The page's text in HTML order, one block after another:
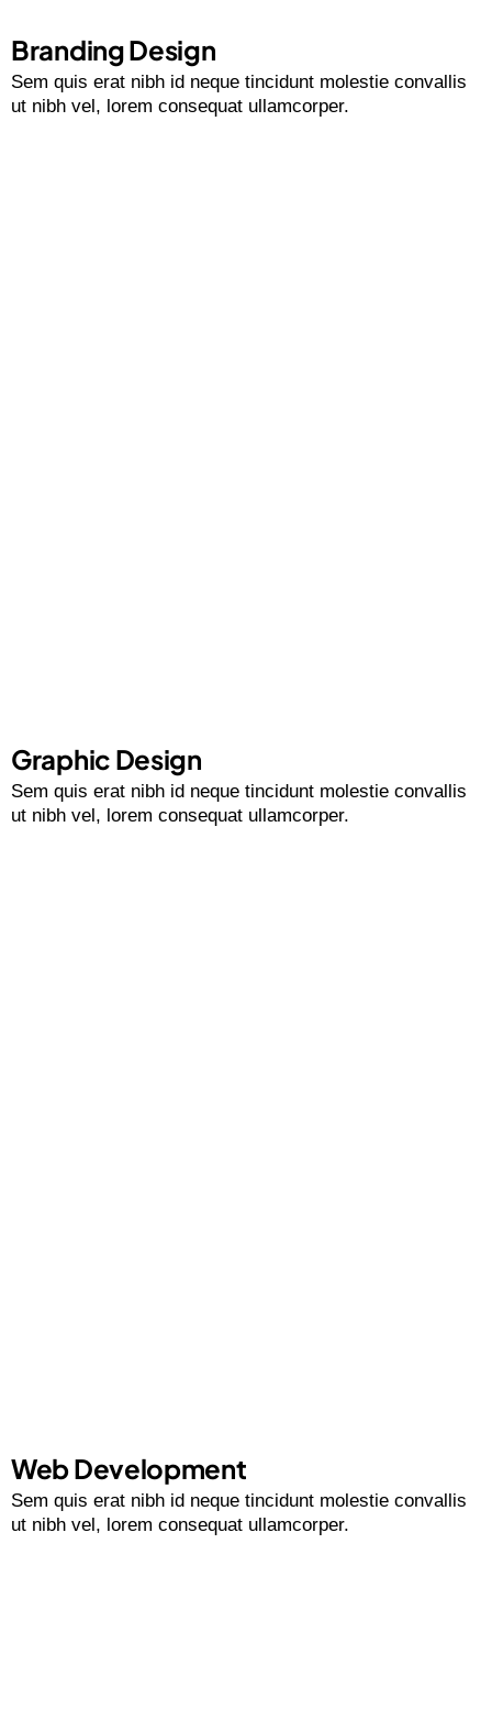
Branding Design
Sem quis erat nibh id neque tincidunt molestie convallis
ut nibh vel, lorem consequat ullamcorper.
Graphic Design
Sem quis erat nibh id neque tincidunt molestie convallis
ut nibh vel, lorem consequat ullamcorper.
Web Development
Sem quis erat nibh id neque tincidunt molestie convallis
ut nibh vel, lorem consequat ullamcorper.